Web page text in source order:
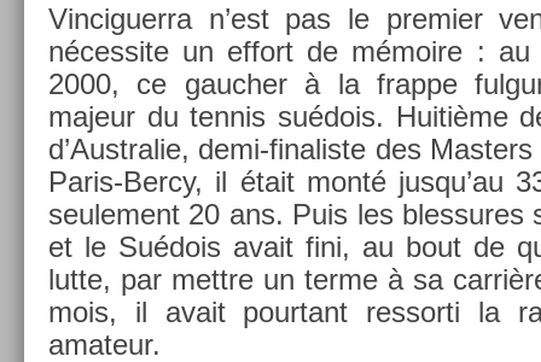
Vin­ciguer­ra n’est pas le pre­mi­er
néces­site un ef­fort de mémoire : au
2000, ce gauch­er à la frap­pe
majeur du ten­nis suédois. Huitième
d’Australie, demi-finaliste des
Paris-Bercy, il était monté jusqu’au
seule­ment 20 ans. Puis les bles­sures
et le Suédois avait fini, au bout de
lutte, par mettre un terme à sa
mois, il avait pour­tant re­ssor­ti la
amateur.